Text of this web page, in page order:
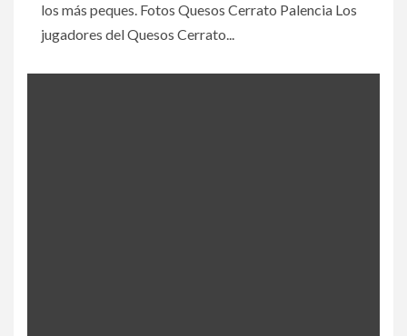
los más peques. Fotos Quesos Cerrato Palencia Los
jugadores del Quesos Cerrato...